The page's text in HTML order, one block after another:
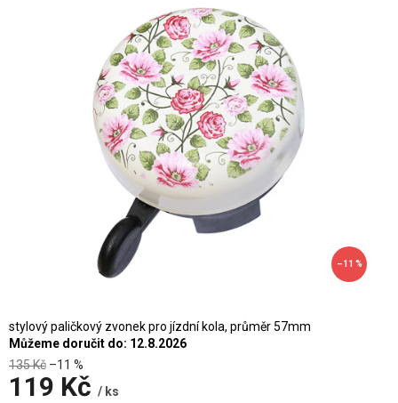
–11 %
135 Kč –11 %
119 Kč / ks
Můžeme doručit do: 12.8.2026
stylový paličkový zvonek pro jízdní kola, průměr 57mm